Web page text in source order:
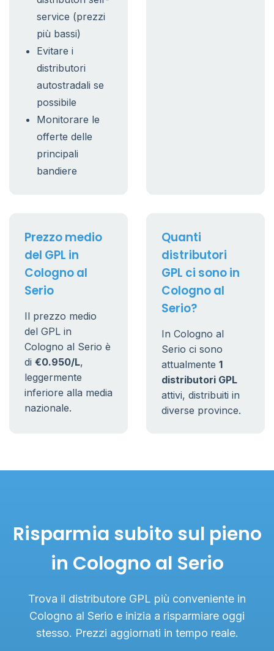
service (prezzi
più bassi)
Evitare i
distributori
autostradali se
possibile
Monitorare le
offerte delle
principali
bandiere
Prezzo medio
del GPL in
Cologno al
Serio
Il prezzo medio
del GPL in
Cologno al Serio è
di €0.950/L,
leggermente
inferiore alla media
nazionale.
Quanti
distributori
GPL ci sono in
Cologno al
Serio?
In Cologno al
Serio ci sono
attualmente 1
distributori GPL
attivi, distribuiti in
diverse province.
Risparmia subito sul pieno
in Cologno al Serio
Trova il distributore GPL più conveniente in
Cologno al Serio e inizia a risparmiare oggi
stesso. Prezzi aggiornati in tempo reale.